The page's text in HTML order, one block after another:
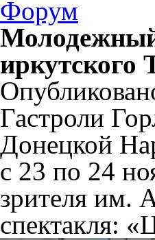
Форум
Гастроли
Донецкой
с 23 по 24
зрителя им.
спектакля: